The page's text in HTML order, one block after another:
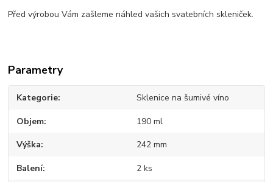
Před výrobou Vám zašleme náhled vašich svatebních skleniček.
Parametry
Kategorie Sklenice na šumivé víno
Objem 190 ml
Výška 242 mm
Balení 2 ks